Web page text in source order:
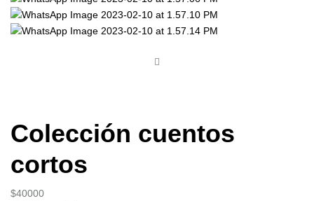
Colección cuentos
cortos
$40000